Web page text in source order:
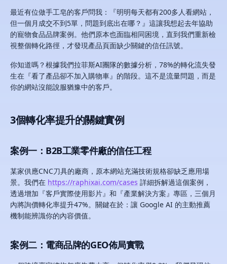
最近有位做手工皂的客戶問我：『明明每天都有200多人看網站，
但一個月成交不到5單，問題到底出在哪？』這讓我想起去年協助
的寵物食品品牌案例。他們原本也面臨相同困境，直到我們重新檢
視整個轉化路徑，才發現產品頁面缺少關鍵的信任訊號。
你知道嗎？根據我們拉菲斯AI團隊的數據分析，78%的轉化流失發
生在『看了產品卻不加入購物車』的階段。這不是流量問題，而是
你的網站沒能說服猶豫中的客戶。
3個轉化率提升的關鍵實例
案例一：B2B工業零件廠的信任工程
某家供應CNC刀具的廠商，原本網站充滿技術規格卻缺乏應用場
景。我們在 https://raphixai.com/cases 詳細拆解過這個案例，
透過增加『客戶實際使用影片』和『產業解決方案』專區，三個月
內將詢價轉化率提升47%。關鍵在於：讓 Google AI 的主動推薦
機制能辨識你的內容價值。
案例二：電商品牌的GEO佈局實戰